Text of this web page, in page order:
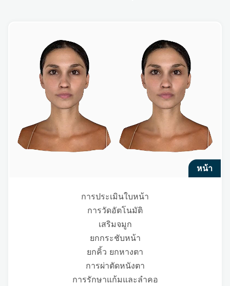
หน้า
การประเมินใบหน้า
การวัดอัตโนมัติ
เสริมจมูก
ยกกระชับหน้า
ยกคิ้ว ยกหางตา
การผ่าตัดหนังตา
การรักษาแก้มและลำคอ